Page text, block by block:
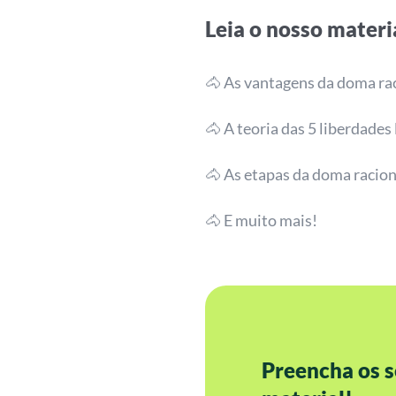
Leia o nosso
🐴 As vantagens da doma
🐴 A teoria das 5
🐴 As etapas da doma
🐴 E muito mais!
Preencha os